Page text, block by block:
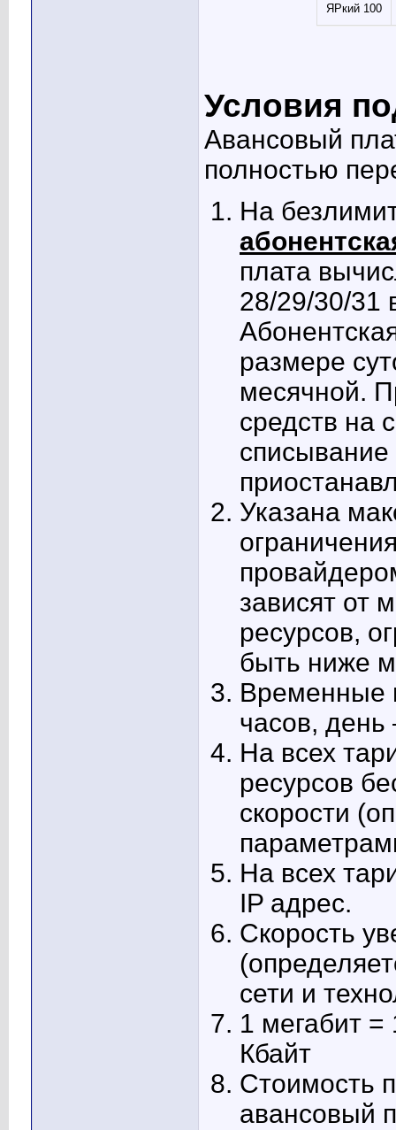
ЯРкий 100
Условия
Авансовый
полностью
На
плата
28/29/30/31
размере
месячной.
средств на
списывание
Указана
зависят от
ресурсов,
быть ниже
Временные
часов, день
На всех
ресурсов
скорости
На всех
IP адрес.
Скорость
сети и
1 мегабит
Кбайт
Стоимость
авансовый